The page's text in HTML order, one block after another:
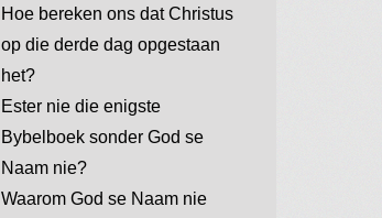
Hoe bereken ons dat Christus
op die derde dag opgestaan
het?
Ester nie die enigste
Bybelboek sonder God se
Naam nie?
Waarom God se Naam nie